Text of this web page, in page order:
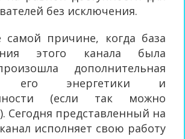
без исключения.
причине, когда база
этого канала была
дополнительная
его энергетики и
(если так можно
Сегодня представленный на
исполняет свою работу